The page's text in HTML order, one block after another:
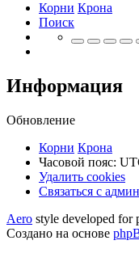
Корни Крона
Поиск
Информация
Обновление
Корни Крона
Часовой пояс:
Удалить cookies
Связаться
администрацией
Связаться с админ
Aero style developed for
Создано на основе